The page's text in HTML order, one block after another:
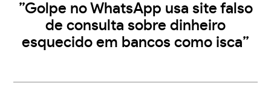
”Golpe no WhatsApp usa site falso
de consulta sobre dinheiro
esquecido em bancos como isca”